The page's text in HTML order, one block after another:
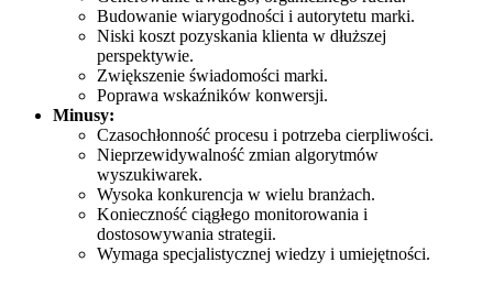
Budowanie wiarygodności i autorytetu marki.
Niski koszt pozyskania klienta w dłuższej
perspektywie.
Zwiększenie świadomości marki.
Poprawa wskaźników konwersji.
Minusy:
Czasochłonność procesu i potrzeba cierpliwości.
Nieprzewidywalność zmian algorytmów
wyszukiwarek.
Wysoka konkurencja w wielu branżach.
Konieczność ciągłego monitorowania i
dostosowywania strategii.
Wymaga specjalistycznej wiedzy i umiejętności.